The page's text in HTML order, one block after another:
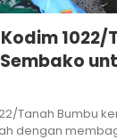
1022/
Tanah Bumbu
dengan